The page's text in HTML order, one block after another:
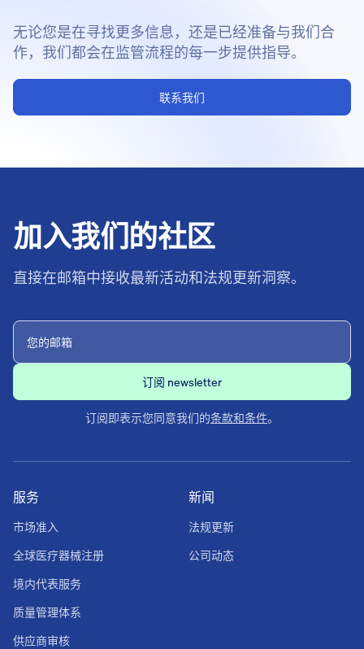
无论您是在寻找更多信息，还是已经准备与我们合
作，我们都会在监管流程的每一步提供指导。
联系我们
加入我们的社区
直接在邮箱中接收最新活动和法规更新洞察。
订阅即表示您同意我们的条款和条件。
新闻
法规更新
公司动态
服务
市场准入
全球医疗器械注册
境内代表服务
质量管理体系
供应商审核